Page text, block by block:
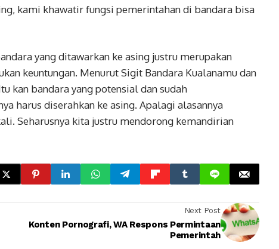
kami khawatir fungsi pemerintahan di bandara bisa
yang ditawarkan ke asing justru merupakan
keuntungan. Menurut Sigit Bandara Kualanamu dan
kan bandara yang potensial dan sudah
harus diserahkan ke asing. Apalagi alasannya
Seharusnya kita justru mendorong kemandirian
Next Post
Konten Pornografi, WA Respons Permintaan
Pemerintah